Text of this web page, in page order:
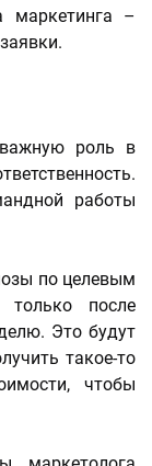
маркетинга –
важную роль в
работы
по целевым
только после
Это будут
такое-то
чтобы